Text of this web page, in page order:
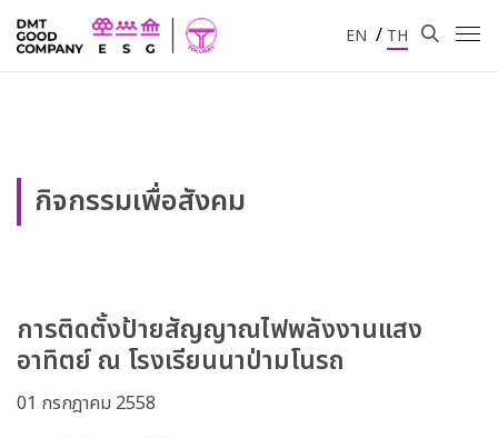
EN / TH
กิจกรรมเพื่อสังคม
การติดตั้งป้ายสัญญาณไฟพลังงานแสง
อาทิตย์ ณ โรงเรียนนาป่ามโนรถ
01 กรกฎาคม 2558